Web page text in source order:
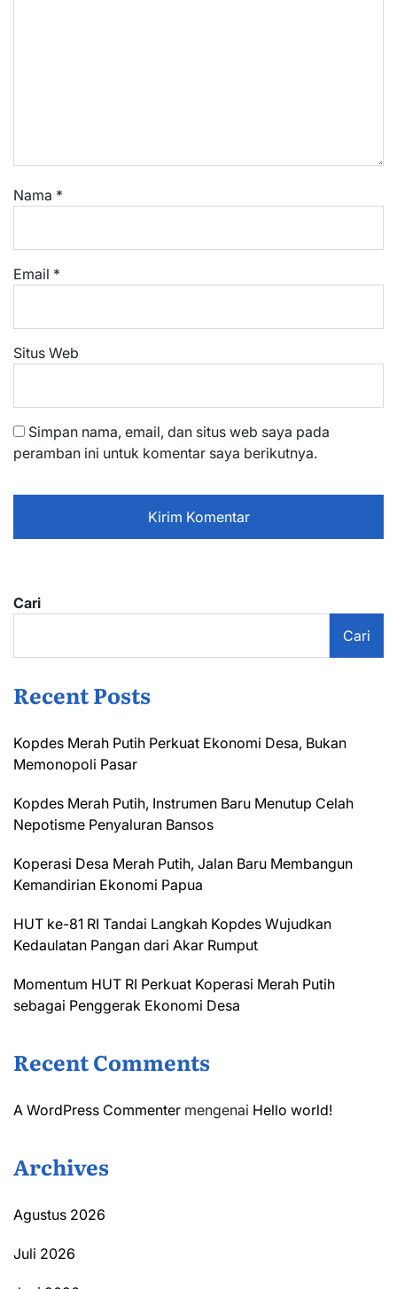
Nama *
Email *
Situs Web
Simpan nama, email, dan situs web saya pada
peramban ini untuk komentar saya berikutnya.
Cari
Cari
Recent Posts
Kopdes Merah Putih Perkuat Ekonomi Desa, Bukan
Memonopoli Pasar
Kopdes Merah Putih, Instrumen Baru Menutup Celah
Nepotisme Penyaluran Bansos
Koperasi Desa Merah Putih, Jalan Baru Membangun
Kemandirian Ekonomi Papua
HUT ke-81 RI Tandai Langkah Kopdes Wujudkan
Kedaulatan Pangan dari Akar Rumput
Momentum HUT RI Perkuat Koperasi Merah Putih
sebagai Penggerak Ekonomi Desa
Recent Comments
A WordPress Commenter mengenai Hello world!
Archives
Agustus 2026
Juli 2026